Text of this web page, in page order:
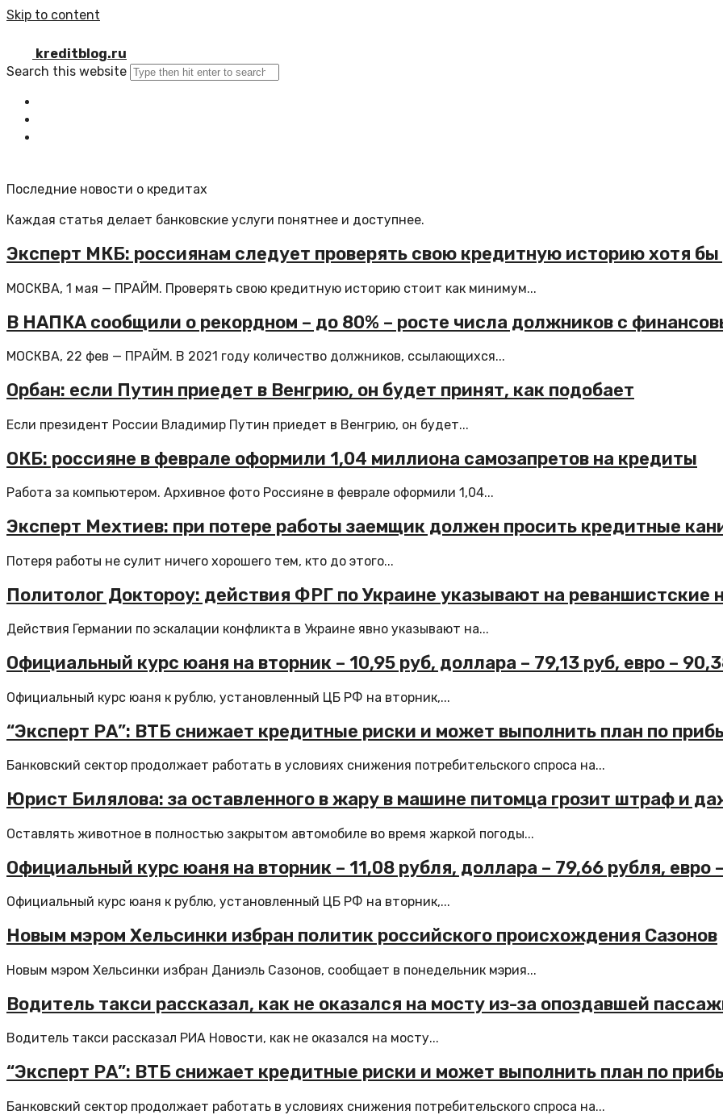
Skip to content
kreditblog.ru
Search this website
Последние новости о кредитах
Каждая статья делает банковские услуги понятнее и доступнее.
Эксперт МКБ: россиянам следует проверять свою кредитную историю хотя бы
МОСКВА, 1 мая — ПРАЙМ. Проверять свою кредитную историю стоит как минимум...
В НАПКА сообщили о рекордном – до 80% – росте числа должников с
МОСКВА, 22 фев — ПРАЙМ. В 2021 году количество должников, ссылающихся...
Орбан: если Путин приедет в Венгрию, он будет принят, как подобает
Если президент России Владимир Путин приедет в Венгрию, он будет...
ОКБ: россияне в феврале оформили 1,04 миллиона самозапретов на кредиты
Работа за компьютером. Архивное фото Россияне в феврале оформили 1,04...
Эксперт Мехтиев: при потере работы заемщик должен просить кредитные
Потеря работы не сулит ничего хорошего тем, кто до этого...
Политолог Доктороу: действия ФРГ по Украине указывают на реваншистские
Действия Германии по эскалации конфликта в Украине явно указывают на...
Официальный курс юаня на вторник – 10,95 руб, доллара – 79,13 руб, евро –
Официальный курс юаня к рублю, установленный ЦБ РФ на вторник,...
“Эксперт РА”: ВТБ снижает кредитные риски и может выполнить план по
Банковский сектор продолжает работать в условиях снижения потребительского спроса на...
Юрист Билялова: за оставленного в жару в машине питомца грозит штраф и
Оставлять животное в полностью закрытом автомобиле во время жаркой погоды...
Официальный курс юаня на вторник – 11,08 рубля, доллара – 79,66 рубля, евро
Официальный курс юаня к рублю, установленный ЦБ РФ на вторник,...
Новым мэром Хельсинки избран политик российского происхождения Сазонов
Новым мэром Хельсинки избран Даниэль Сазонов, сообщает в понедельник мэрия...
Водитель такси рассказал, как не оказался на мосту из-за опоздавшей
Водитель такси рассказал РИА Новости, как не оказался на мосту...
“Эксперт РА”: ВТБ снижает кредитные риски и может выполнить план по
Банковский сектор продолжает работать в условиях снижения потребительского спроса на...